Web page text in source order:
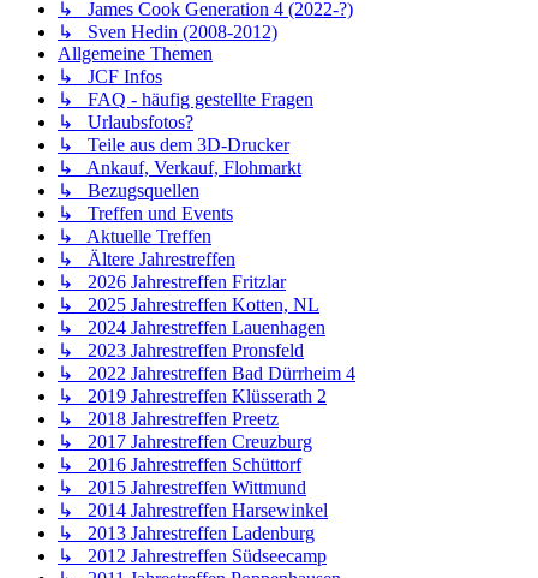
↳ James Cook Generation 4 (2022-?)
↳ Sven Hedin (2008-2012)
Allgemeine Themen
↳ JCF Infos
↳ FAQ - häufig gestellte Fragen
↳ Urlaubsfotos?
↳ Teile aus dem 3D-Drucker
↳ Ankauf, Verkauf, Flohmarkt
↳ Bezugsquellen
↳ Treffen und Events
↳ Aktuelle Treffen
↳ Ältere Jahrestreffen
↳ 2026 Jahrestreffen Fritzlar
↳ 2025 Jahrestreffen Kotten, NL
↳ 2024 Jahrestreffen Lauenhagen
↳ 2023 Jahrestreffen Pronsfeld
↳ 2022 Jahrestreffen Bad Dürrheim 4
↳ 2019 Jahrestreffen Klüsserath 2
↳ 2018 Jahrestreffen Preetz
↳ 2017 Jahrestreffen Creuzburg
↳ 2016 Jahrestreffen Schüttorf
↳ 2015 Jahrestreffen Wittmund
↳ 2014 Jahrestreffen Harsewinkel
↳ 2013 Jahrestreffen Ladenburg
↳ 2012 Jahrestreffen Südseecamp